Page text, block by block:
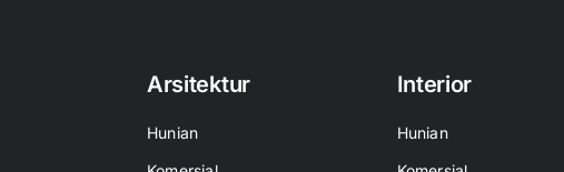
Arsitektur
Hunian
Interior
Hunian